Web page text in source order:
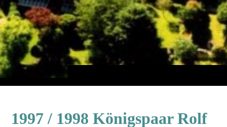
1997 / 1998 Königspaar Rolf